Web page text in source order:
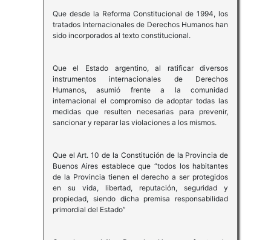
Que desde la Reforma Constitucional de 1994, los
tratados Internacionales de Derechos Humanos han
sido incorporados al texto constitucional.
Que el Estado argentino, al ratificar diversos
instrumentos internacionales de Derechos
Humanos, asumió frente a la comunidad
internacional el compromiso de adoptar todas las
medidas que resulten necesarias para prevenir,
sancionar y reparar las violaciones a los mismos.
Que el Art. 10 de la Constitución de la Provincia de
Buenos Aires establece que “todos los habitantes
de la Provincia tienen el derecho a ser protegidos
en su vida, libertad, reputación, seguridad y
propiedad, siendo dicha premisa responsabilidad
primordial del Estado”